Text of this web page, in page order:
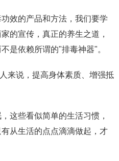
效的产品和方法，我们要学
的宣传，真正的养生之道，
是依赖所谓的"排毒神器"。
来说，提高身体素质、增强抵
这些看似简单的生活习惯，
从生活的点点滴滴做起，才